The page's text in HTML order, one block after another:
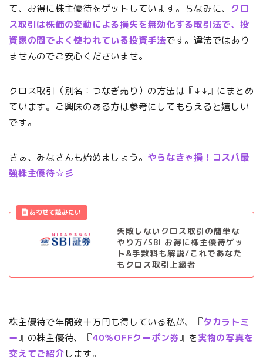
て、お得に株主優待をゲットしています。ちなみに、 クロ
ス取引は株価の変動による損失を無効化する取引法で、投
資家の間でよく使われている投資手法です。違法ではあり
ませんのでご安心くださいませ。
クロス取引（別名：つなぎ売り）の方法は『↓↓』にまとめ
ています。ご興味のある方は参考にしてもらえると嬉しい
です。
さぁ、みなさんも始めましょう。 やらなきゃ損！コスパ最
強株主優待☆彡
失敗しないクロス取引の簡単な
やり方/SBI お得に株主優待ゲッ
ト&手数料も解説/これであなた
もクロス取引上級者
株主優待で年間数十万円も得している私が、『タカラトミ
ー』の株主優待、『40％OFFクーポン券』を実物の写真を
交えてご紹介します。